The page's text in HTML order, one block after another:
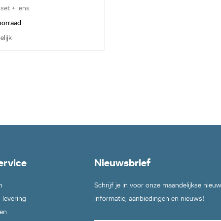
+ lens
levering
Nieuwsbrief
Schrijf je in voor onze maandelijkse
informatie, aanbiedingen en nieuws!